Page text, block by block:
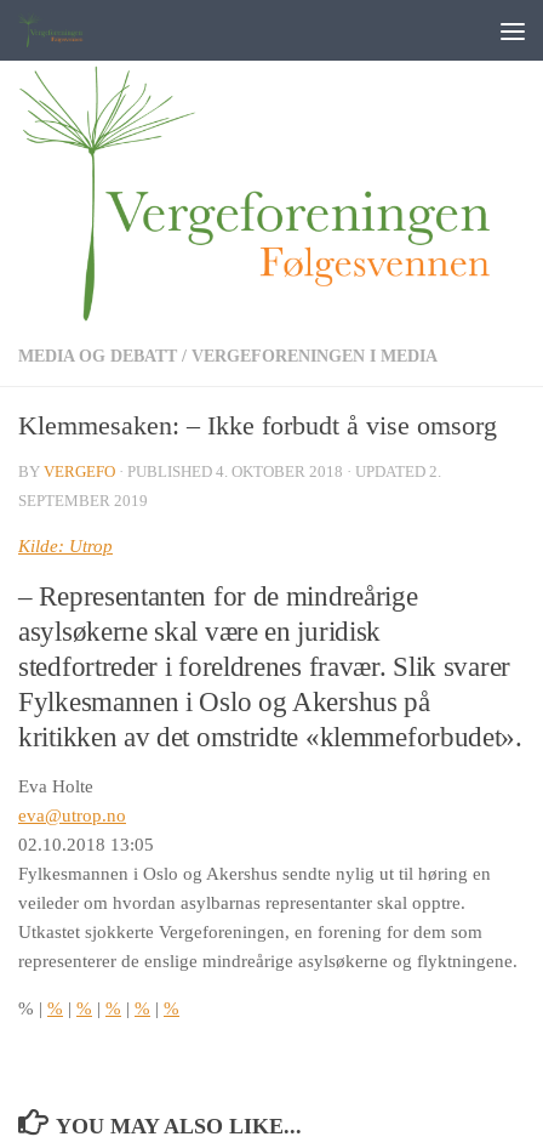
Skip to content
MEDIA OG DEBATT / VERGEFORENINGEN I MEDIA
Klemmesaken: – Ikke forbudt å vise omsorg
BY VERGEFO · PUBLISHED 4. OKTOBER 2018 · UPDATED 2.
SEPTEMBER 2019
Kilde: Utrop
– Representanten for de mindreårige
asylsøkerne skal være en juridisk
stedfortreder i foreldrenes fravær. Slik svarer
Fylkesmannen i Oslo og Akershus på
kritikken av det omstridte «klemmeforbudet».
Eva Holte
eva@utrop.no
02.10.2018 13:05
Fylkesmannen i Oslo og Akershus sendte nylig ut til høring en
veileder om hvordan asylbarnas representanter skal opptre.
Utkastet sjokkerte Vergeforeningen, en forening for dem som
representerer de enslige mindreårige asylsøkerne og flyktningene.
% | % | % | % | % | %
YOU MAY ALSO LIKE...